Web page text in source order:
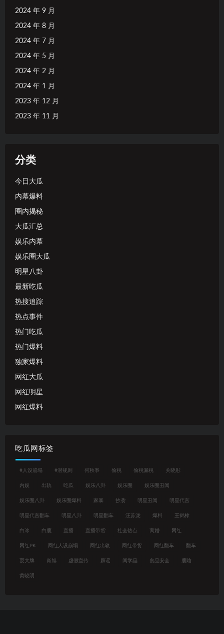
2024 年 9 月
2024 年 8 月
2024 年 7 月
2024 年 5 月
2024 年 2 月
2024 年 1 月
2023 年 12 月
2023 年 11 月
分类
今日大瓜
内幕爆料
圈内揭秘
大瓜汇总
娱乐内幕
娱乐圈大瓜
明星八卦
最新吃瓜
热搜追踪
热点事件
热门吃瓜
热门爆料
独家爆料
网红大瓜
网红明星
网红爆料
吃瓜网标签
#人设崩塌 #潜规则 何秋亊 偷税 偷税漏税 关晓彤
内娱 出轨 吃瓜 娱乐八卦 娱乐圈 娱乐圈丑闻
娱乐圈八卦 娱乐圈爆料 家暴 抄袭 明星丑闻 明星代言
明星代言翻车 明星八卦 明星翻车 汪苏泷 爆料 王鹤棣
白冰 白鹿 直播 直播带货 社会热点 离婚 网红
网红PK 网红人设崩塌 网红出轨 网红带货 网红翻车 翻车
耍大牌 肖旭 虚假宣传 辟谣 闫学晶 食品安全 鹿晗
黄晓明